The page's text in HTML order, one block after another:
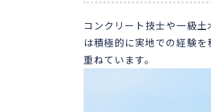
コンクリート技士や一級
は積極的に実地での経験
重ねています。